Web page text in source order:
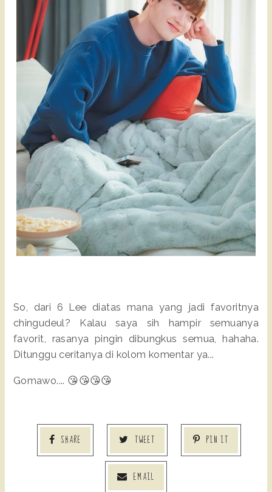
So, dari 6 Lee diatas mana yang jadi favoritnya
chingudeul? Kalau saya sih hampir semuanya
favorit, rasanya pingin dibungkus semua, hahaha.
Ditunggu ceritanya di kolom komentar ya...
Gomawo.... 😘😘😘😘
SHARE TWEET PIN IT
EMAIL